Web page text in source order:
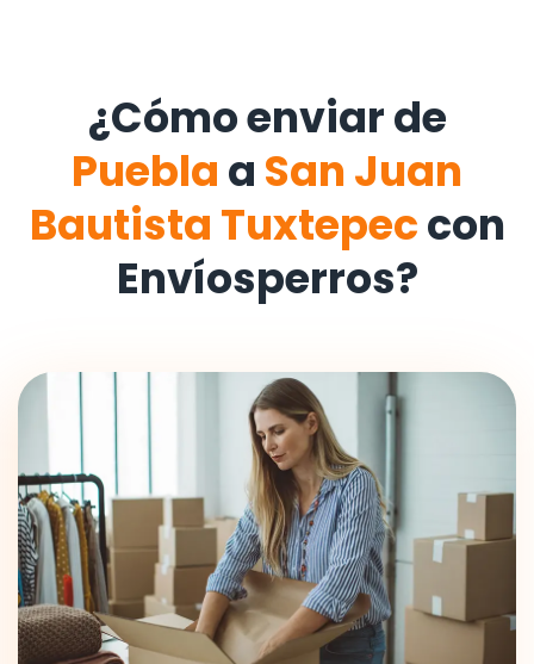
¿Cómo enviar de
Puebla a San Juan
Bautista Tuxtepeccon
Envíosperros?